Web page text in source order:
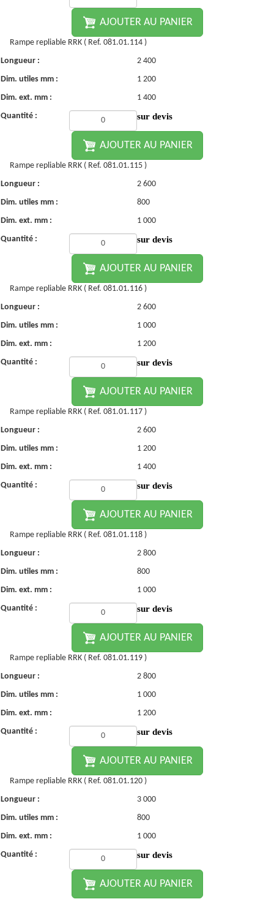
AJOUTER AU PANIER
Rampe repliable RRK ( Ref. 081.01.114 )
Longueur :
2 400
Dim. utiles mm :
1 200
Dim. ext. mm :
1 400
Quantité :
sur devis
AJOUTER AU PANIER
Rampe repliable RRK ( Ref. 081.01.115 )
Longueur :
2 600
Dim. utiles mm :
800
Dim. ext. mm :
1 000
Quantité :
sur devis
AJOUTER AU PANIER
Rampe repliable RRK ( Ref. 081.01.116 )
Longueur :
2 600
Dim. utiles mm :
1 000
Dim. ext. mm :
1 200
Quantité :
sur devis
AJOUTER AU PANIER
Rampe repliable RRK ( Ref. 081.01.117 )
Longueur :
2 600
Dim. utiles mm :
1 200
Dim. ext. mm :
1 400
Quantité :
sur devis
AJOUTER AU PANIER
Rampe repliable RRK ( Ref. 081.01.118 )
Longueur :
2 800
Dim. utiles mm :
800
Dim. ext. mm :
1 000
Quantité :
sur devis
AJOUTER AU PANIER
Rampe repliable RRK ( Ref. 081.01.119 )
Longueur :
2 800
Dim. utiles mm :
1 000
Dim. ext. mm :
1 200
Quantité :
sur devis
AJOUTER AU PANIER
Rampe repliable RRK ( Ref. 081.01.120 )
Longueur :
3 000
Dim. utiles mm :
800
Dim. ext. mm :
1 000
Quantité :
sur devis
AJOUTER AU PANIER